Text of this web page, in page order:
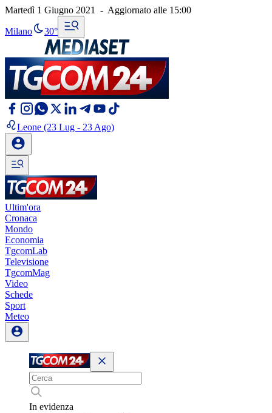
Martedì 1 Giugno 2021 - Aggiornato alle 15:00
Milano 30°
Leone (23 Lug - 23 Ago)
Ultim'ora
Cronaca
Mondo
Economia
TgcomLab
Televisione
TgcomMag
Video
Schede
Sport
Meteo
In evidenza